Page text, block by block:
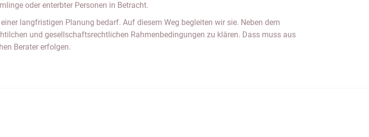
oder enterbter Personen in Betracht.
langfristigen Planung bedarf. Auf diesem Weg begleiten wir sie. Neben dem
und gesellschaftsrechtlichen Rahmenbedingungen zu klären. Dass muss aus
Berater erfolgen.